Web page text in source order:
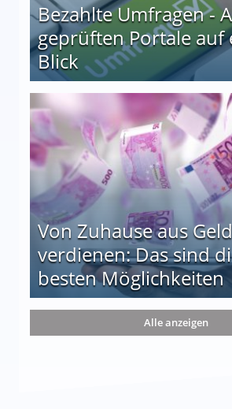
Bezahlte Umfragen -
geprüften Portale auf
Blick
auf einen Blick
Von Zuhause aus Geld
verdienen: Das sind
besten Möglichkeiten
die 15 besten Möglichkeiten
Alle anzeigen